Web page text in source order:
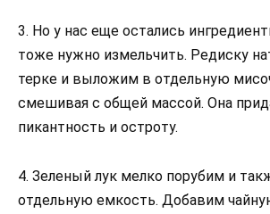
3. Но у нас еще остались
тоже нужно измельчить. Редиску
терке и выложим в отдельную
смешивая с общей массой. Она
пикантность и остроту.
4. Зеленый лук мелко порубим и
отдельную емкость. Добавим